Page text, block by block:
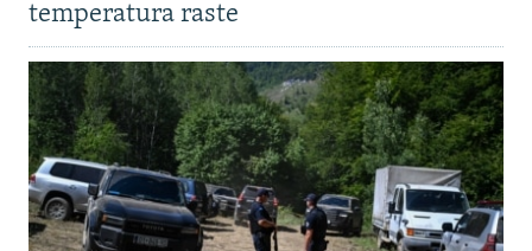
temperatura raste